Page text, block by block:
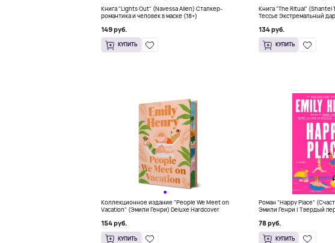
Книга "Lights Out" (Navessa Allen) Сталкер-
романтика и человек в маске (18+)
149 руб.
КУПИТЬ
Книга "The Ritual"
Тессье Экстремальный
134 руб.
КУПИТЬ
Коллекционное издание "People We Meet on
Vacation" (Эмили Генри) Deluxe Hardcover
154 руб.
КУПИТЬ
Роман "Happy Place"
Эмили Генри | Твердый
78 руб.
КУПИТЬ